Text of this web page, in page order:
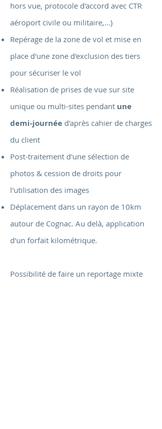
hors vue, protocole d'accord avec CTR
aéroport civile ou militaire,...)
Repérage de la zone de vol et mise en
place d'une zone d'exclusion des tiers
pour sécuriser le vol
Réalisation de prises de vue sur site
unique ou multi-sites pendant une
demi-journée d'après cahier de charges
du client
Post-traitement d'une sélection de
photos & cession de droits pour
l'utilisation des images
Déplacement dans un rayon de 10km
autour de Cognac. Au delà, application
d'un forfait kilométrique.
Possibilité de faire un reportage mixte